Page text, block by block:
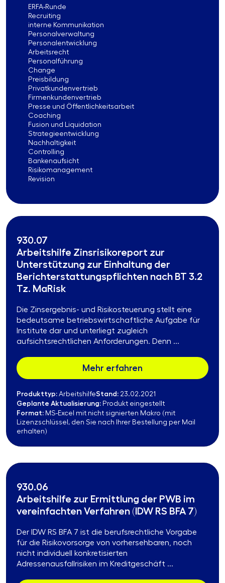
ERFA-Runde
Recruiting
interne Kommunikation
Personalverwaltung
Personalentwicklung
Arbeitsrecht
Personalführung
Change
Preisbildung
Privatkundenvertrieb
Firmenkundenvertrieb
Presse und Öffentlichkeitsarbeit
Coaching
Fusion und Liquidation
Strategieentwicklung
Nachhaltigkeit
Controlling
Bankenaufsicht
Risikomanagement
Revision
930.07
Arbeitshilfe Zinsrisikoreport zur
Unterstützung zur Einhaltung der
Berichterstattungspflichten nach BT 3.2
Tz. MaRisk
Die Zinsergebnis- und Risikosteuerung stellt eine
bedeutsame betriebswirtschaftliche Aufgabe für
Institute dar und unterliegt zugleich
aufsichtsrechtlichen Anforderungen. Denn ...
Mehr erfahren
Produkttyp: ArbeitshilfeStand: 23.02.2021
Geplante Aktualisierung: Produkt eingestellt
Format: MS-Excel mit nicht signierten Makro (mit
Lizenzschlüssel, den Sie nach Ihrer Bestellung per Mail
erhalten)
930.06
Arbeitshilfe zur Ermittlung der PWB im
vereinfachten Verfahren (IDW RS BFA 7)
Der IDW RS BFA 7 ist die berufsrechtliche Vorgabe
für die Risikovorsorge von vorhersehbaren, noch
nicht individuell konkretisierten
Adressenausfallrisiken im Kreditgeschäft ...